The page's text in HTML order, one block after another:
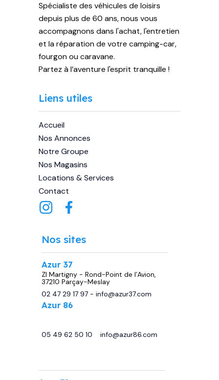
Spécialiste des véhicules de loisirs
depuis plus de 60 ans, nous vous
accompagnons dans l'achat, l'entretien
et la réparation de votre camping-car,
fourgon ou caravane.
Partez à l’aventure l'esprit tranquille !
Liens utiles
Accueil
Nos Annonces
Notre Groupe
Nos Magasins
Locations & Services
Contact
Nos sites
Azur 37
ZI Martigny - Rond-Point de l’Avion,
37210 Parçay-Meslay
02 47 29 17 97- info@azur37.com
Azur 86
05 49 62 50 10
info@azur86.com